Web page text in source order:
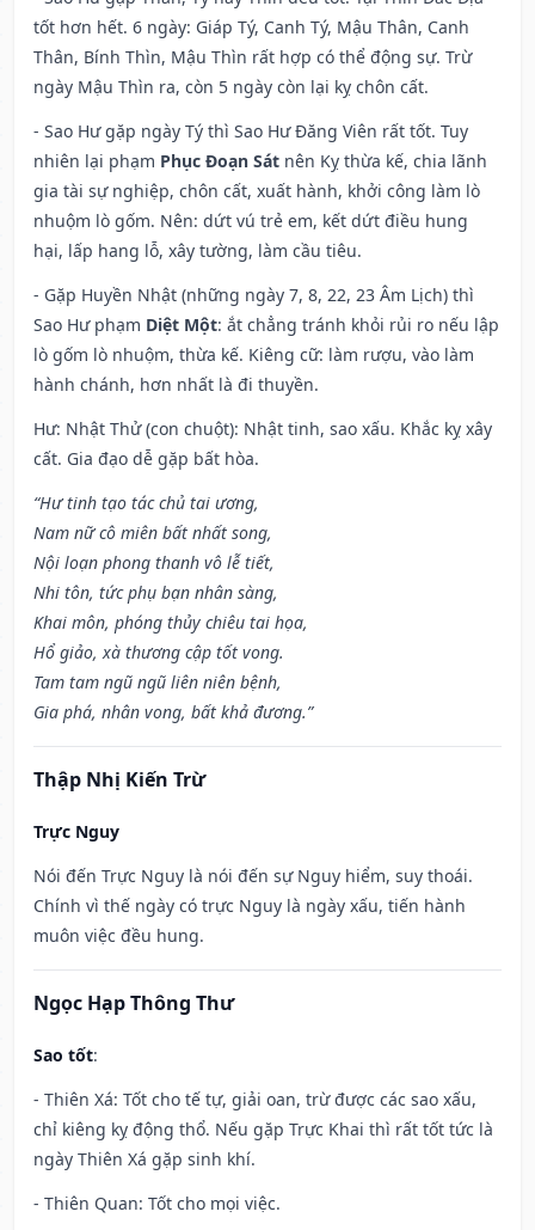
tốt hơn hết. 6 ngày: Giáp Tý, Canh Tý, Mậu Thân, Canh
Thân, Bính Thìn, Mậu Thìn rất hợp có thể động sự. Trừ
ngày Mậu Thìn ra, còn 5 ngày còn lại kỵ chôn cất.
- Sao Hư gặp ngày Tý thì Sao Hư Đăng Viên rất tốt. Tuy
nhiên lại phạm Phục Đoạn Sát nên Kỵ thừa kế, chia lãnh
gia tài sự nghiệp, chôn cất, xuất hành, khởi công làm lò
nhuộm lò gốm. Nên: dứt vú trẻ em, kết dứt điều hung
hại, lấp hang lỗ, xây tường, làm cầu tiêu.
- Gặp Huyền Nhật (những ngày 7, 8, 22, 23 Âm Lịch) thì
Sao Hư phạm Diệt Một: ắt chẳng tránh khỏi rủi ro nếu lập
lò gốm lò nhuộm, thừa kế. Kiêng cữ: làm rượu, vào làm
hành chánh, hơn nhất là đi thuyền.
Hư: Nhật Thử (con chuột): Nhật tinh, sao xấu. Khắc kỵ xây
cất. Gia đạo dễ gặp bất hòa.
“Hư tinh tạo tác chủ tai ương,
Nam nữ cô miên bất nhất song,
Nội loạn phong thanh vô lễ tiết,
Nhi tôn, tức phụ bạn nhân sàng,
Khai môn, phóng thủy chiêu tai họa,
Hổ giảo, xà thương cập tốt vong.
Tam tam ngũ ngũ liên niên bệnh,
Gia phá, nhân vong, bất khả đương.”
Thập Nhị Kiến Trừ
Trực Nguy
Nói đến Trực Nguy là nói đến sự Nguy hiểm, suy thoái.
Chính vì thế ngày có trực Nguy là ngày xấu, tiến hành
muôn việc đều hung.
Ngọc Hạp Thông Thư
Sao tốt:
- Thiên Xá: Tốt cho tế tự, giải oan, trừ được các sao xấu,
chỉ kiêng kỵ động thổ. Nếu gặp Trực Khai thì rất tốt tức là
ngày Thiên Xá gặp sinh khí.
- Thiên Quan: Tốt cho mọi việc.